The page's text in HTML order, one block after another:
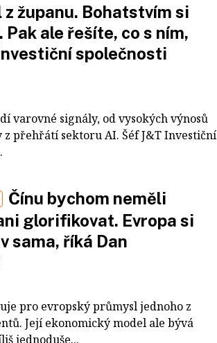
županu. Bohatstvím si
ale řešíte, co s ním,
společnosti
varovné signály, od vysokých výnosů
z přehřátí sektoru AI. Šéf J&T Investiční
Čínu bychom neměli
glorifikovat. Evropa si
sama, říká Dan
pro evropský průmysl jednoho z
Její ekonomický model ale bývá
jednoduše...